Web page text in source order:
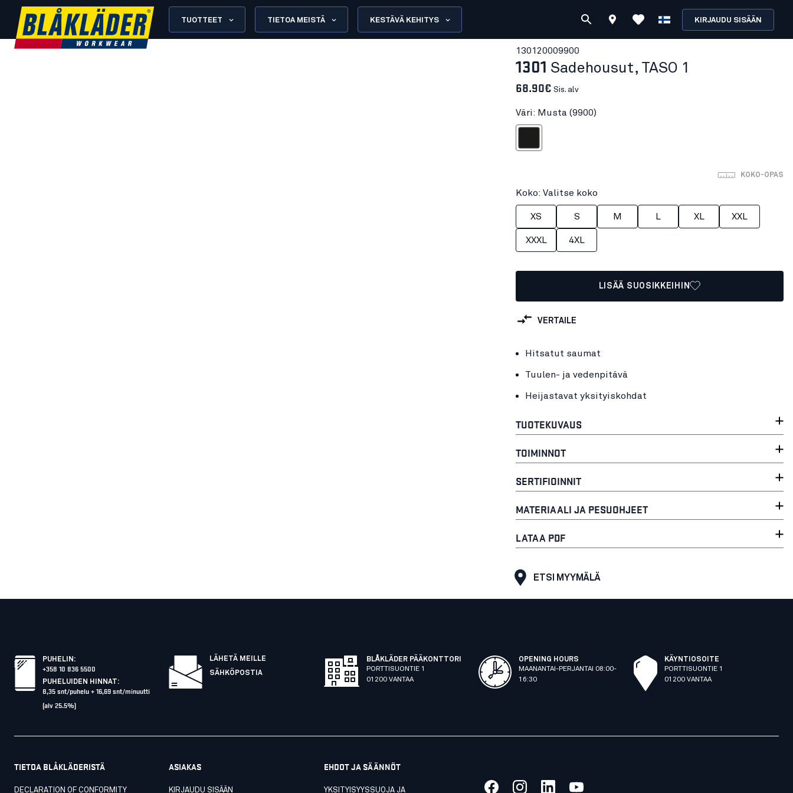
TUOTTEET TIETOA MEISTÄ KESTÄVÄ KEHITYS KIRJAUDU SISÄÄN
130120009900
1301 Sadehousut, TASO 1
68.90€ Sis. alv
Väri: Musta (9900)
KOKO-OPAS
Koko: Valitse koko
XS S M L XL XXL
XXXL 4XL
LISÄÄ SUOSIKKEIHIN
VERTAILE
Hitsatut saumat
Tuulen- ja vedenpitävä
Heijastavat yksityiskohdat
TUOTEKUVAUS
TOIMINNOT
SERTIFIOINNIT
MATERIAALI JA PESUOHJEET
LATAA PDF
ETSI MYYMÄLÄ
PUHELIN :
+358 10 836 5500
PUHELUIDEN HINNAT:
8,35 snt/puhelu + 16,69 snt/minuutti
(alv 25.5%)
LÄHETÄ MEILLE
SÄHKÖPOSTIA
BLÅKLÄDER PÄÄKONTTORI
PORTTISUONTIE 1
01200 VANTAA
OPENING HOURS
MAANANTAI-PERJANTAI 08:00-
16:30
KÄYNTIOSOITE
PORTTISUONTIE 1
01200 VANTAA
TIETOA BLÅKLÄDERISTÄ
DECLARATION OF CONFORMITY
ASIAKAS
KIRJAUDU SISÄÄN
EHDOT JA SÄÄNNÖT
YKSITYISYYSSUOJA JA